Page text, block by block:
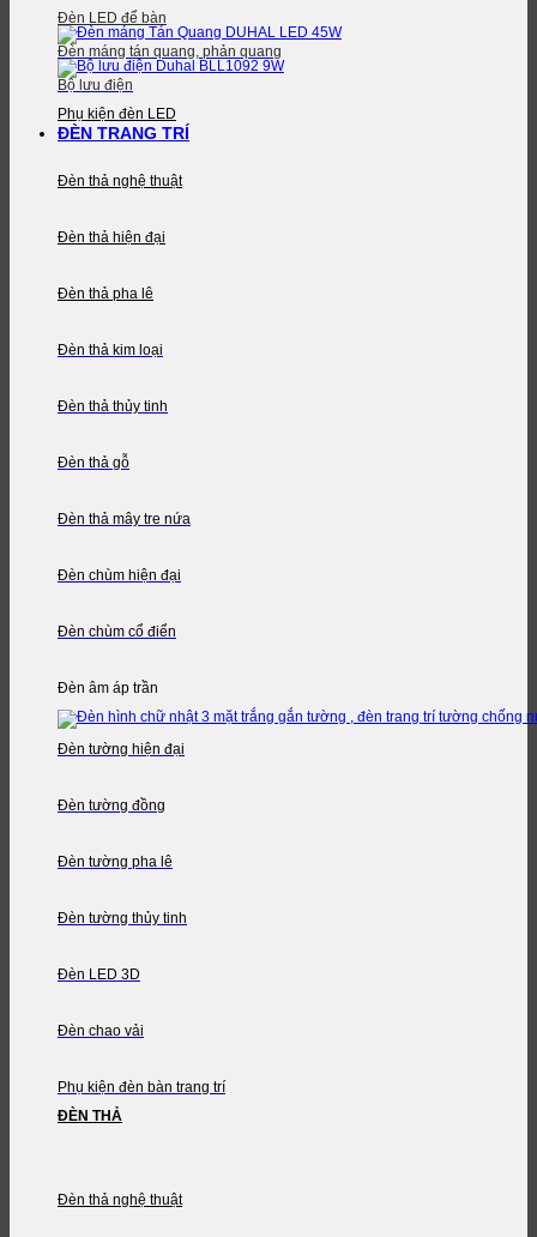
Đèn LED để bàn
Đèn máng tán quang, phản quang
Bộ lưu điện
Phụ kiện đèn LED
ĐÈN TRANG TRÍ
Đèn thả nghệ thuật
Đèn thả hiện đại
Đèn thả pha lê
Đèn thả kim loại
Đèn thả thủy tinh
Đèn thả gỗ
Đèn thả mây tre nứa
Đèn chùm hiện đại
Đèn chùm cổ điển
Đèn âm áp trần
Đèn tường hiện đại
Đèn tường đồng
Đèn tường pha lê
Đèn tường thủy tinh
Đèn LED 3D
Đèn chao vải
Phụ kiện đèn bàn trang trí
ĐÈN THẢ
Đèn thả nghệ thuật